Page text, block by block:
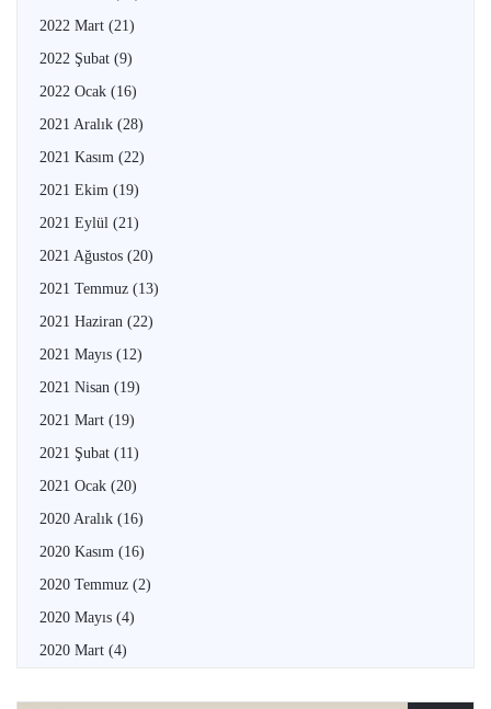
2022 Mart (21)
2022 Şubat (9)
2022 Ocak (16)
2021 Aralık (28)
2021 Kasım (22)
2021 Ekim (19)
2021 Eylül (21)
2021 Ağustos (20)
2021 Temmuz (13)
2021 Haziran (22)
2021 Mayıs (12)
2021 Nisan (19)
2021 Mart (19)
2021 Şubat (11)
2021 Ocak (20)
2020 Aralık (16)
2020 Kasım (16)
2020 Temmuz (2)
2020 Mayıs (4)
2020 Mart (4)